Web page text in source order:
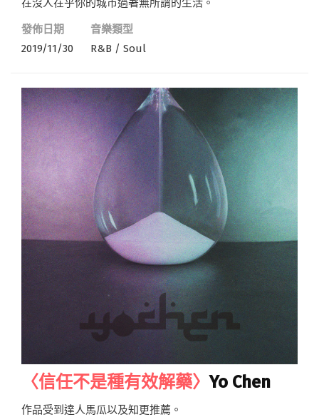
在沒人在乎你的城市過著無所謂的生活。
發佈日期
2019/11/30
音樂類型
R&B / Soul
〈信任不是種有效解藥〉Yo Chen
作品受到達人馬瓜以及知更推薦。